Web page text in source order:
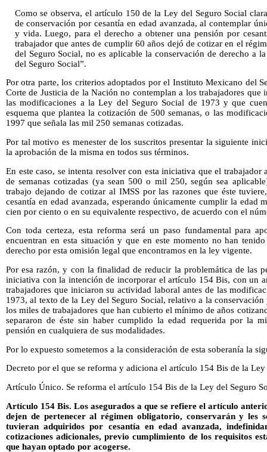
Como se observa, el artículo 150 de la Ley del Seguro Social
de conservación por cesantía en edad avanzada, al contemplar
y vida. Luego, para el derecho a obtener una pensión por
trabajador que antes de cumplir 60 años dejó de cotizar en el
del Seguro Social, no es aplicable la conservación de derecho a
del Seguro Social”.
Por otra parte, los criterios adoptados por el Instituto Mexicano del
Corte de Justicia de la Nación no contemplan a los trabajadores que
las modificaciones a la Ley del Seguro Social de 1973 y que
esquema que plantea la cotización de 500 semanas, o las
1997 que señala las mil 250 semanas cotizadas.
Por tal motivo es menester de los suscritos presentar la siguiente
la aprobación de la misma en todos sus términos.
En este caso, se intenta resolver con esta iniciativa que el
de semanas cotizadas (ya sean 500 o mil 250, según sea
trabajo dejando de cotizar al IMSS por las razones que éste
cesantía en edad avanzada, esperando únicamente cumplir la edad
cien por ciento o en su equivalente respectivo, de acuerdo con el
Con toda certeza, esta reforma será un paso fundamental para
encuentran en esta situación y que en este momento no han
derecho por esta omisión legal que encontramos en la ley vigente.
Por esa razón, y con la finalidad de reducir la problemática de las
iniciativa con la intención de incorporar el artículo 154 Bis, con un
trabajadores que iniciaron su actividad laboral antes de las
1973, al texto de la Ley del Seguro Social, relativo a la
los miles de trabajadores que han cubierto el mínimo de años
separaron de éste sin haber cumplido la edad requerida por la
pensión en cualquiera de sus modalidades.
Por lo expuesto sometemos a la consideración de esta soberanía la
Decreto por el que se reforma y adiciona el artículo 154 Bis de la
Artículo Único. Se reforma el artículo 154 Bis de la Ley del Seguro
Artículo 154 Bis. Los asegurados a que se refiere el artículo
dejen de pertenecer al régimen obligatorio, conservarán y les
tuvieran adquiridos por cesantía en edad avanzada,
cotizaciones adicionales, previo cumplimiento de los requisitos
que hayan optado por acogerse.